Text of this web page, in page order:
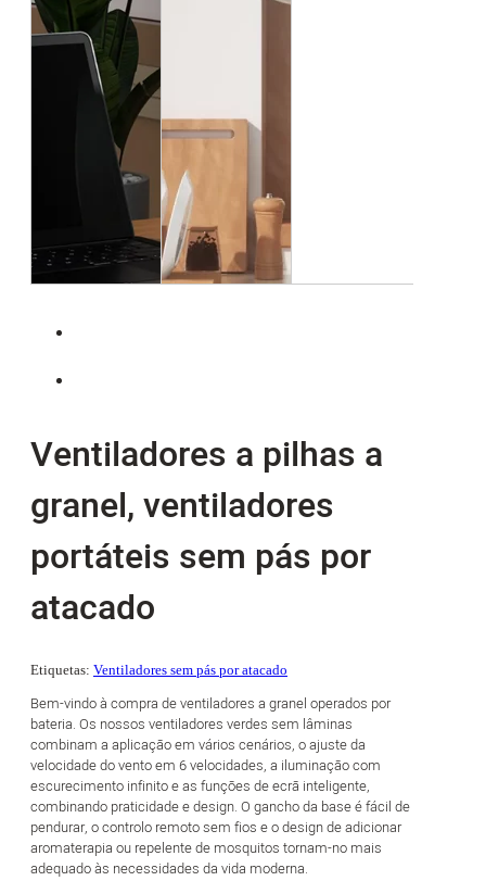
Ventiladores a pilhas a
granel, ventiladores
portáteis sem pás por
atacado
Etiquetas: Ventiladores sem pás por atacado
Bem-vindo à compra de ventiladores a granel operados por
bateria. Os nossos ventiladores verdes sem lâminas
combinam a aplicação em vários cenários, o ajuste da
velocidade do vento em 6 velocidades, a iluminação com
escurecimento infinito e as funções de ecrã inteligente,
combinando praticidade e design. O gancho da base é fácil de
pendurar, o controlo remoto sem fios e o design de adicionar
aromaterapia ou repelente de mosquitos tornam-no mais
adequado às necessidades da vida moderna.